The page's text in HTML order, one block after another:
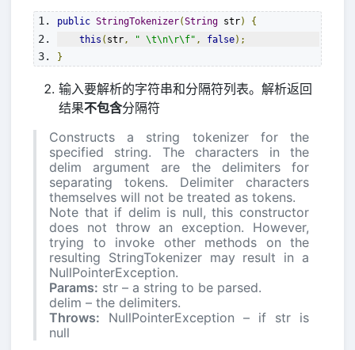
public StringTokenizer(String str)
{
this ( str, " \t\n\r\f" , false);
}
输入要解析的字符串和分隔符列表。解析返回
结果不包含分隔符
Constructs a string tokenizer for the
specified string. The characters in the
delim argument are the delimiters for
separating tokens. Delimiter characters
themselves will not be treated as tokens.
Note that if delim is null, this constructor
does not throw an exception. However,
trying to invoke other methods on the
resulting StringTokenizer may result in a
NullPointerException.
Params: str – a string to be parsed.
delim – the delimiters.
Throws: NullPointerException – if str is
null